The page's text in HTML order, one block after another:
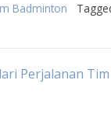
Badminton
Perjalanan